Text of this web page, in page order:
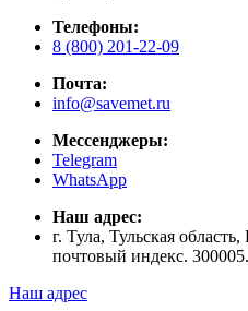
Телефоны:
8 (800) 201-22-09
Почта:
info@savemet.ru
Мессенджеры:
Telegram
WhatsApp
Наш адрес:
г. Тула, Тульская
почтовый индекс.
Наш адрес